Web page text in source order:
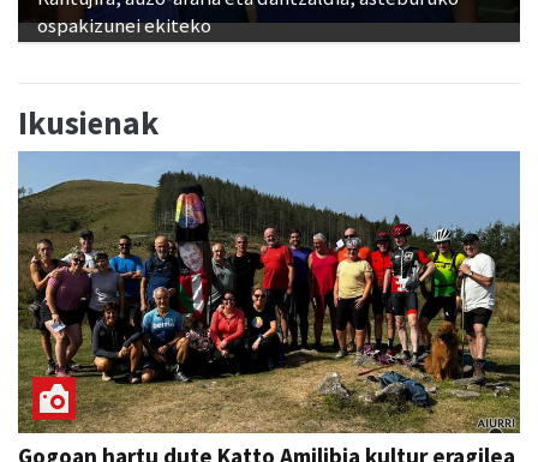
ospakizunei ekiteko
Ikusienak
Gogoan hartu dute Katto Amilibia kultur eragilea